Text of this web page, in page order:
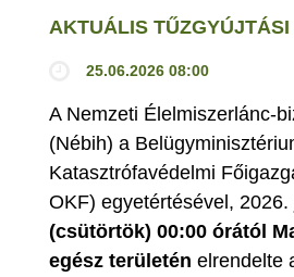
AKTUÁLIS
25.06.2026 08:00
A Nemzeti Élelmiszerlánc-
(Nébih) a
Katasztrófavédelmi
OKF) egyetértésével, 2026.
(csütörtök) 00:00 órától
egész területén elrendelte